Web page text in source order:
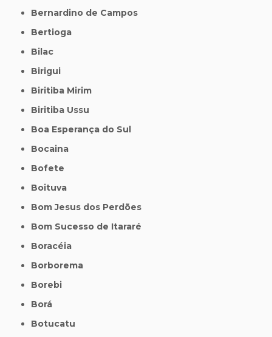
Bernardino de Campos
Bertioga
Bilac
Birigui
Biritiba Mirim
Biritiba Ussu
Boa Esperança do Sul
Bocaina
Bofete
Boituva
Bom Jesus dos Perdões
Bom Sucesso de Itararé
Boracéia
Borborema
Borebi
Borá
Botucatu